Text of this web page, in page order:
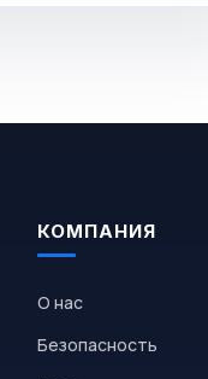
КОМПАНИЯ
О нас
Безопасность